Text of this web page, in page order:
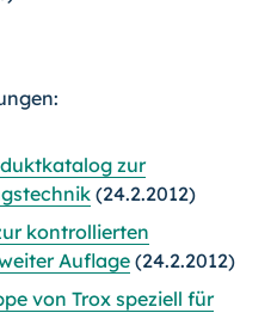
zur
(24.2.2012)
kontrollierten
Auflage (24.2.2012)
von Trox speziell für